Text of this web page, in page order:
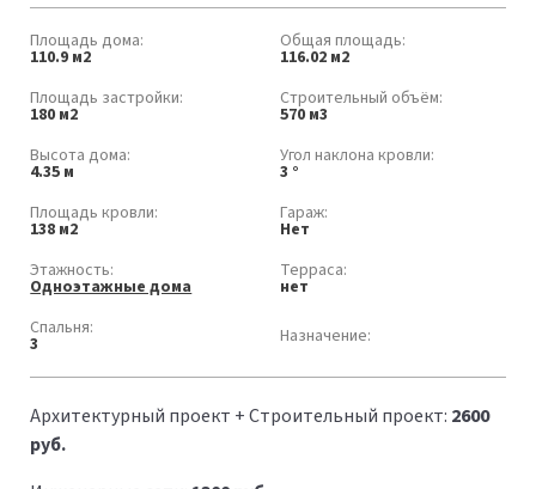
Площадь дома:
110.9 м2
Общая площадь:
116.02 м2
Площадь застройки:
180 м2
Строительный объём:
570 м3
Высота дома:
4.35 м
Угол наклона кровли:
3 °
Площадь кровли:
138 м2
Гараж:
Нет
Этажность:
Одноэтажные дома
Терраса:
нет
Спальня:
3 Назначение:
Архитектурный проект + Строительный проект: 2600
руб.